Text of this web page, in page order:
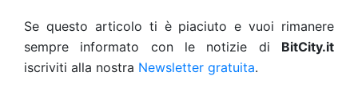
Se questo articolo ti è piaciuto e vuoi rimanere
sempre informato con le notizie di BitCity.it
iscriviti alla nostra Newsletter gratuita.